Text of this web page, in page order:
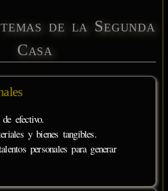
de la Segunda
Casa
efectivo.
y bienes tangibles.
personales para generar